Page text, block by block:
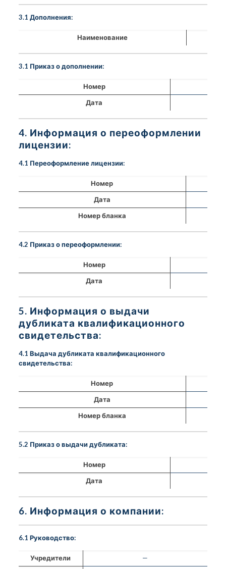
3.1 Дополнения:
Наименование
3.1 Приказ о дополнении:
Номер
Дата
4. Информация о переоформлении
лицензии:
4.1 Переоформление лицензии:
Номер
Дата
Номер бланка
4.2 Приказ о переоформлении:
Номер
Дата
5. Информация о выдачи
дубликата квалификационного
свидетельства:
4.1 Выдача дубликата квалификационного
свидетельства:
Номер
Дата
Номер бланка
5.2 Приказ о выдачи дубликата:
Номер
Дата
6. Информация о компании:
6.1 Руководство:
Учредители
—